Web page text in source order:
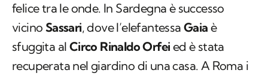
felice tra le onde. In Sardegna è successo
vicino Sassari, dove l’elefantessaGaia è
sfuggita al Circo Rinaldo Orfei ed è stata
recuperata nel giardino di una casa. A Roma i